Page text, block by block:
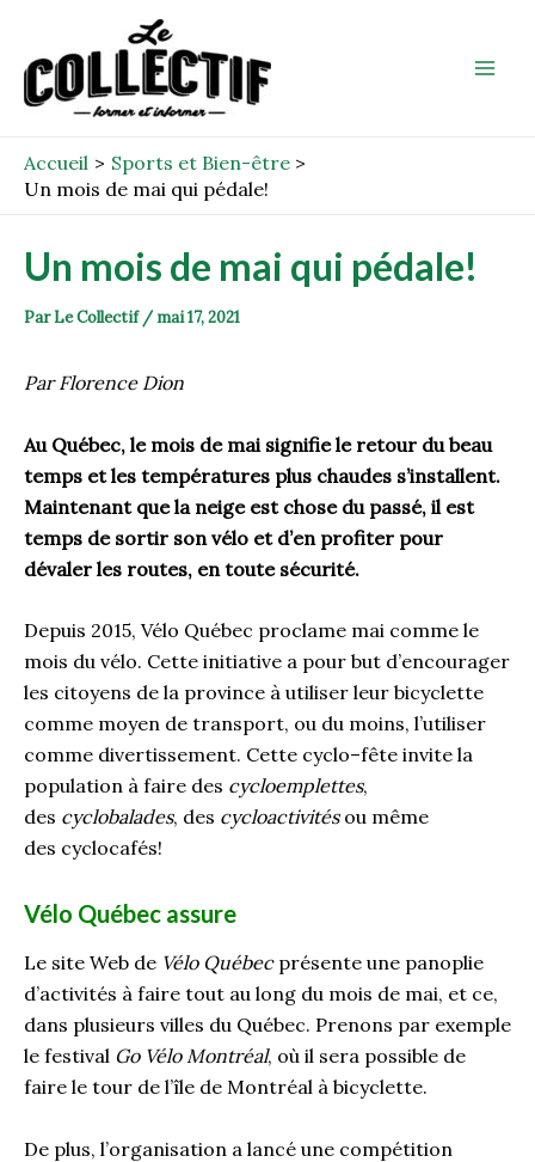
contenu
Accueil
Sports et Bien-être
Un mois de mai qui pédale!
Un mois de mai qui pédale!
ParLe Collectif / mai 17, 2021
Par Florence Dion
Au Québec, le mois de mai signifie le retour du beau
temps etles températures plus chaudes s’installent.
Maintenant que la neige est chose du passé, il est
temps de sortir son vélo et d’en profiter pour
dévaler les routes, en toute sécurité.
Depuis 2015, Vélo Québec proclame mai comme le
mois du vélo. Cette initiative a pour but d’encourager
les citoyens de la province à utiliser leur bicyclette
comme moyen de transport, ou du moins, l’utiliser
comme divertissement. Cette cyclo–fête invite la
population à faire des cycloemplettes,
des cyclobalades, des cycloactivitésou même
des cyclocafés!
Vélo Québec assure
Le site Web de Vélo Québecprésente une panoplie
d’activités à faire tout au long du mois de mai, et ce,
dans plusieurs villes du Québec. Prenons par exemple
le festival Go Vélo Montréal, où il sera possible de
faire le tour de l’île de Montréal à bicyclette.
De plus, l’organisation a lancé une compétition
navigation